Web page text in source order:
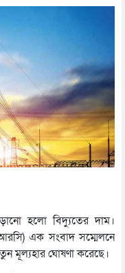
হলো বিদ্যুতের দাম।
এক সংবাদ সম্মেলনে
মূল্যহার ঘোষণা করেছে।